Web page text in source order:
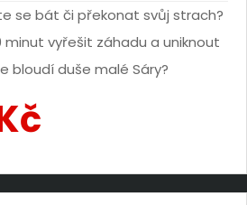
se bát či překonat svůj strach?
vyřešit záhadu a uniknout
bloudí duše malé Sáry?